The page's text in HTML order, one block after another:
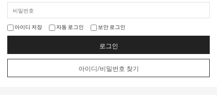
아이디 저장 자동 로그인 보안 로그인
로그인
아이디/비밀번호 찾기